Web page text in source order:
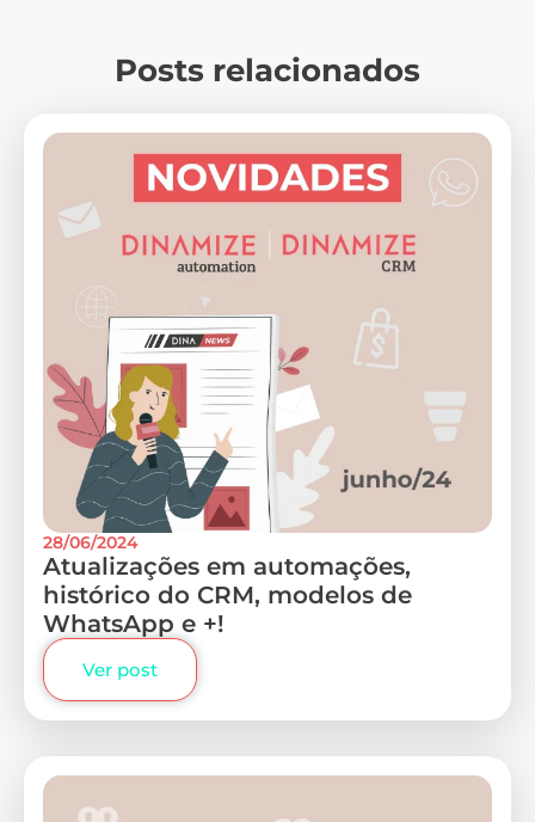
Posts relacionados
28/06/2024
Atualizações em automações,
histórico do CRM, modelos de
WhatsApp e +!
Ver post